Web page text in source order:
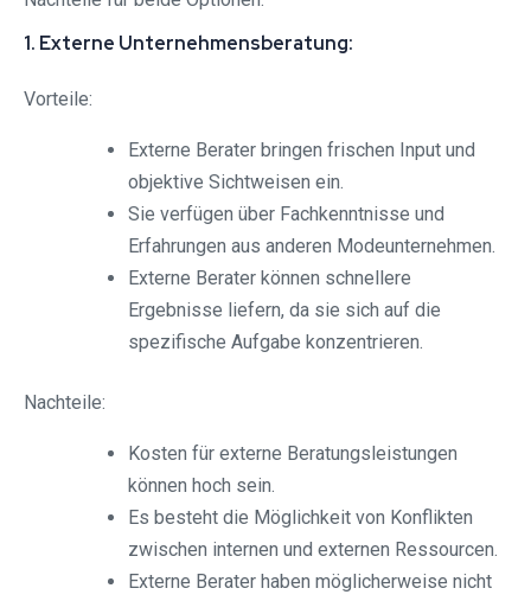
1. Externe Unternehmensberatung:
Vorteile:
Externe Berater bringen frischen Input und
objektive Sichtweisen ein.
Sie verfügen über Fachkenntnisse und
Erfahrungen aus anderen Modeunternehmen.
Externe Berater können schnellere
Ergebnisse liefern, da sie sich auf die
spezifische Aufgabe konzentrieren.
Nachteile:
Kosten für externe Beratungsleistungen
können hoch sein.
Es besteht die Möglichkeit von Konflikten
zwischen internen und externen Ressourcen.
Externe Berater haben möglicherweise nicht